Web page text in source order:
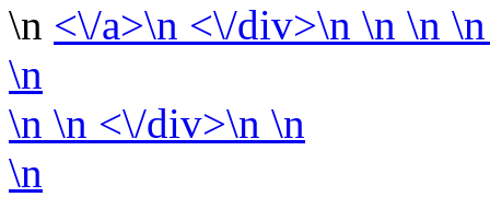
\n <\/a>\n <\/div>\n \n \n
\n
\n \n <\/div>\n \n
\n